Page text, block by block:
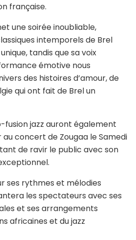
française.
une soirée inoubliable,
intemporels de Brel
tandis que sa voix
émotive nous
des histoires d’amour, de
qui ont fait de Brel un
fusion jazz auront également
au concert de Zougaa le Samedi
de ravir le public avec son
ses rythmes et mélodies
les spectateurs avec ses
et ses arrangements
africaines et du jazz